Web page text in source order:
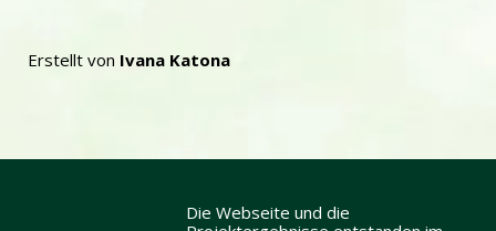
Erstellt von Ivana Katona
Die Webseite und die